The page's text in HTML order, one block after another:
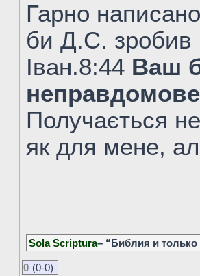
Гарно
би Д.С. зробив
Iван.8:44 Ваш
Получається
як для мене,
Sola Scriptura– “Библия и
0 (0-0)